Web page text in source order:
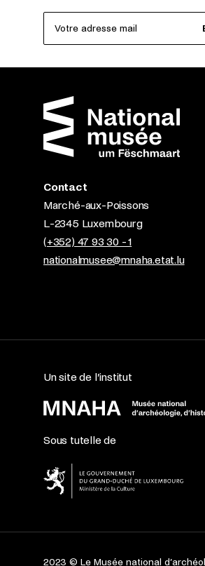
Votre adresse mail
Contact
Marché-aux-Poissons
L-2345 Luxembourg
(+352) 47 93 30 - 1
nationalmusee@mnaha.etat.lu
Un site de l’institut
Sous tutelle de
2023 © Le Musée national